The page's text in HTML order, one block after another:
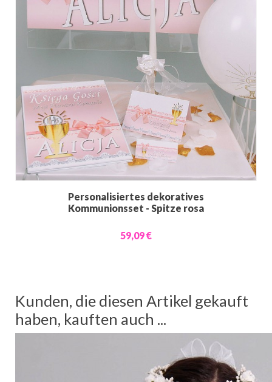
Personalisiertes dekoratives
Kommunionsset - Spitze rosa
59,09 €
Kunden, die diesen Artikel gekauft
haben, kauften auch ...